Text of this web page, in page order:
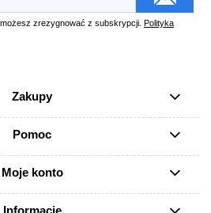
zrezygnować z subskrypcji. Polityka
Zakupy
Pomoc
Moje konto